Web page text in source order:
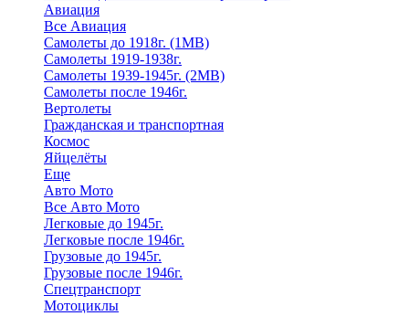
Авиация
Все Авиация
Самолеты до 1918г. (1МВ)
Самолеты 1919-1938г.
Самолеты 1939-1945г. (2МВ)
Самолеты после 1946г.
Вертолеты
Гражданская и транспортная
Космос
Яйцелёты
Еще
Авто Мото
Все Авто Мото
Легковые до 1945г.
Легковые после 1946г.
Грузовые до 1945г.
Грузовые после 1946г.
Спецтранспорт
Мотоциклы